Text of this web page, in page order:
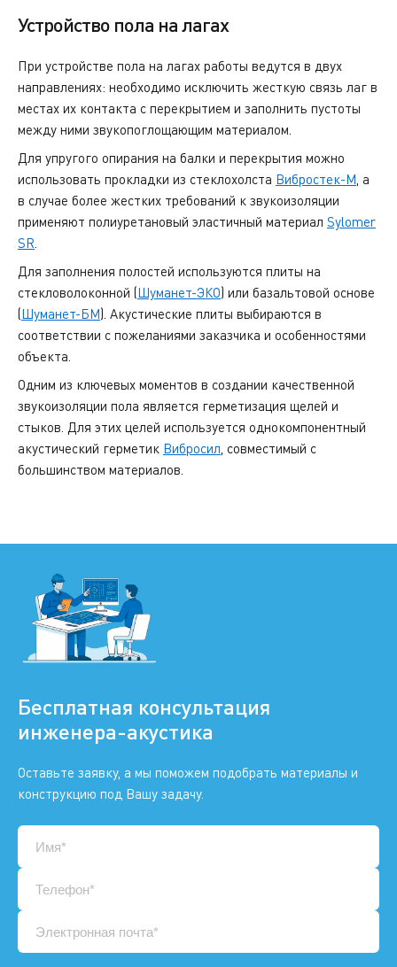
Устройство пола на лагах
При устройстве пола на лагах работы ведутся в двух
направлениях: необходимо исключить жесткую связь лаг в
местах их контакта с перекрытием и заполнить пустоты
между ними звукопоглощающим материалом.
Для упругого опирания на балки и перекрытия можно
использовать прокладки из стеклохолста Вибростек-М , а
в случае более жестких требований к звукоизоляции
применяют полиуретановый эластичный материал Sylomer
SR
Для заполнения полостей используются плиты на
стекловолоконной (Шуманет-ЭКО) или базальтовой основе
(Шуманет-БМ). Акустические плиты выбираются в
соответствии с пожеланиями заказчика и особенностями
объекта.
Одним из ключевых моментов в создании качественной
звукоизоляции пола является герметизация щелей и
стыков. Для этих целей используется однокомпонентный
акустический герметик Вибросил , совместимый с
большинством материалов.
Бесплатная консультация
инженера-акустика
Оставьте заявку, а мы поможем подобрать материалы и
конструкцию под Вашу задачу.